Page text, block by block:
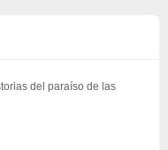
del paraíso de las